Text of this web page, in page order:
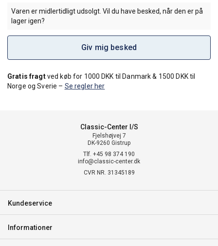
Varen er midlertidligt udsolgt. Vil du have besked, når den er på
lager igen?
Giv mig besked
Gratis fragtved køb for 1000 DKK til Danmark & 1500 DKK til
Norge og Sverie – Se regler her
Classic-Center I/S
Fjelshøjvej 7
DK-9260 Gistrup
Tlf. +45 98 374 190
info@classic-center.dk
CVR NR. 31345189
Kundeservice
Informationer